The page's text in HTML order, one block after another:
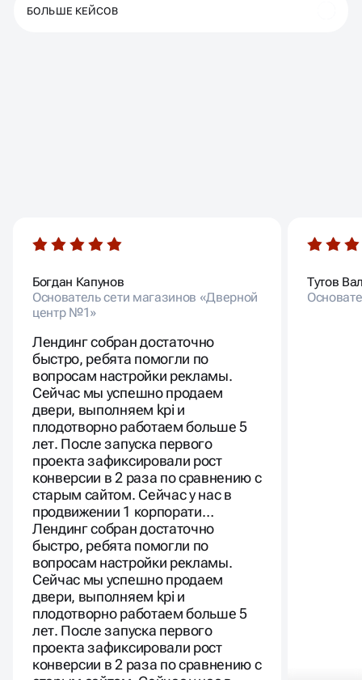
БОЛЬШЕ КЕЙСОВ
Богдан Капунов
Основатель сети магазинов «Дверной
центр №1»
Лендинг собран достаточно
быстро, ребята помогли по
вопросам настройки рекламы.
Сейчас мы успешно продаем
двери, выполняем kpi и
плодотворно работаем больше 5
лет. После запуска первого
проекта зафиксировали рост
конверсии в 2 раза по сравнению с
старым сайтом. Сейчас у нас в
продвижении 1 корпорати…
Лендинг собран достаточно
быстро, ребята помогли по
вопросам настройки рекламы.
Сейчас мы успешно продаем
двери, выполняем kpi и
плодотворно работаем больше 5
лет. После запуска первого
проекта зафиксировали рост
конверсии в 2 раза по сравнению с
Тутов